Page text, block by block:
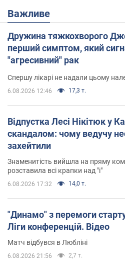
Важливе
Дружина тяжкохворого
перший симптом, який
"агресивний" рак
Спершу лікарі не надали цьому
6.08.2026 12:46 17,3 т.
Відпустка Лесі Нікітюк у
скандалом: чому ведучу
захейтили
Знаменитість вийшла на пряму
розставила всі крапки над "і"
6.08.2026 17:32 14,0 т.
"Динамо" з перемоги
Ліги конференцій. Відео
Матч відбувся в Любліні
6.08.2026 21:56 2,7 т.